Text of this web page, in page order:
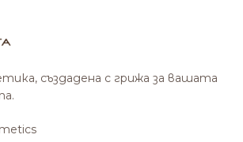
създадена с грижа за вашата